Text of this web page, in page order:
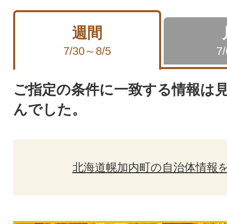
週間
7/30～8/5
ご指定の条件に一致する情報は
んでした。
北海道幌加内町の自治体情報